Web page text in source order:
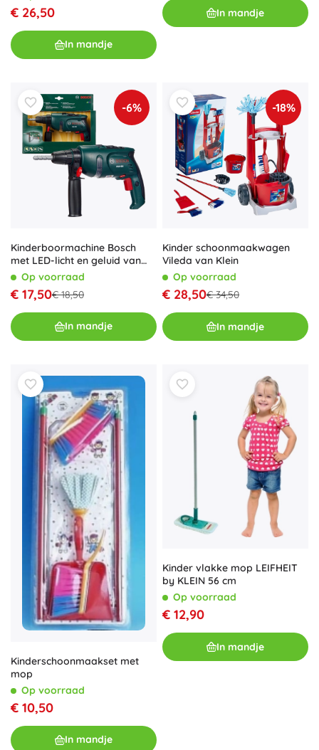
€ 26,50
In mandje
In mandje
-6%
Kinderboormachine Bosch
met LED-licht en geluid van
KleinOp voorraad
€ 17,50€ 18,50
In mandje
-18%
Kinder schoonmaakwagen
Vileda van Klein
Op voorraad
€ 28,50€ 34,50
In mandje
Kinderschoonmaakset met
mop
Op voorraad
€ 10,50
In mandje
Kinder vlakke mop LEIFHEIT
by KLEIN 56 cm
Op voorraad
€ 12,90
In mandje